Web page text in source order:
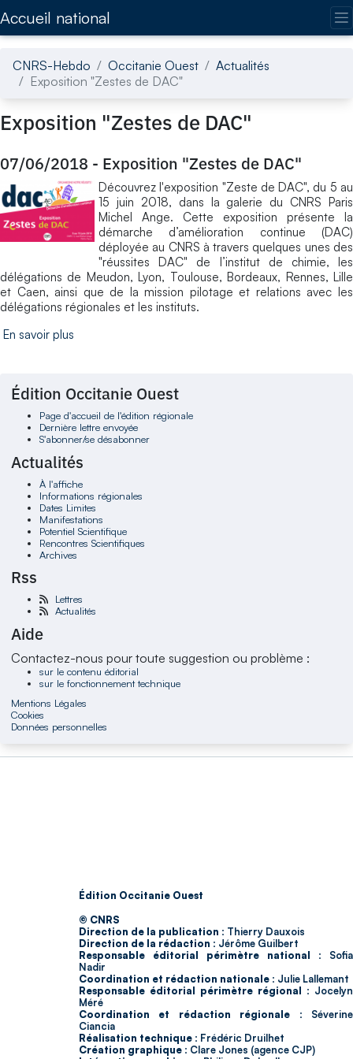
Accueil national
CNRS-Hebdo Occitanie Ouest
Actualités
Exposition "Zestes de DAC"
Exposition "Zestes de DAC"
07/06/2018 - Exposition "Zestes de DAC"
Découvrez l'exposition "Zeste de DAC", du 5 au
15 juin 2018, dans la galerie du CNRS Paris
Michel Ange. Cette exposition présente la
démarche d’amélioration continue (DAC)
déployée au CNRS à travers quelques unes des
"réussites DAC" de l’institut de chimie, les
délégations de Meudon, Lyon, Toulouse, Bordeaux, Rennes, Lille
et Caen, ainsi que de la mission pilotage et relations avec les
délégations régionales et les instituts.
En savoir plus
Édition Occitanie Ouest
Page d'accueil de l'édition régionale
Dernière lettre envoyée
S'abonner/se désabonner
Actualités
À l'affiche
Informations régionales
Dates Limites
Manifestations
Potentiel Scientifique
Rencontres Scientifiques
Archives
Rss
Lettres
Actualités
Aide
Contactez-nous pour toute suggestion ou problème :
sur le contenu éditorial
sur le fonctionnement technique
Mentions Légales
Cookies
Données personnelles
Édition Occitanie Ouest
© CNRS
Direction de la publication : Thierry Dauxois
Direction de la rédaction : Jérôme Guilbert
Responsable éditorial périmètre national : Sofia
Nadir
Coordination et rédaction nationale : Julie Lallemant
Responsable éditorial périmètre régional : Jocelyn
Méré
Coordination et rédaction régionale : Séverine
Ciancia
Réalisation technique : Frédéric Druilhet
Création graphique : Clare Jones (agence CJP)